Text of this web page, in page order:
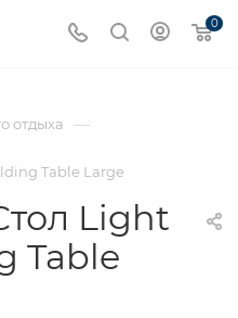
0
отдыха —
Table Large
Light
Table